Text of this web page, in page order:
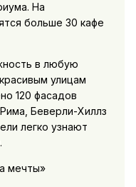
На
больше 30 кафе
в любую
улицам
120 фасадов
Беверли-Хиллз
легко узнают
мечты»